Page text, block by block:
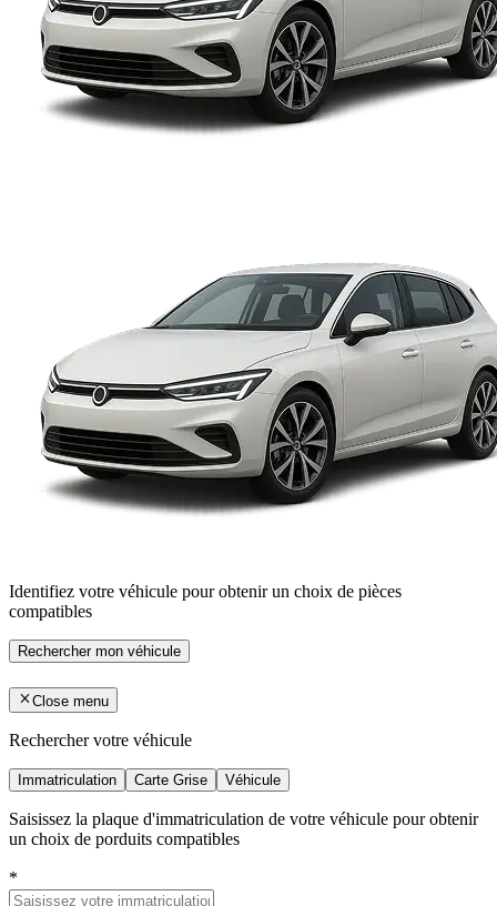
Identifiez votre véhicule pour obtenir un choix de pièces
compatibles
Rechercher mon véhicule
Close menu
Rechercher votre véhicule
Immatriculation Carte Grise Véhicule
Saisissez la plaque d'immatriculation de votre véhicule pour obtenir
un choix de porduits compatibles
*